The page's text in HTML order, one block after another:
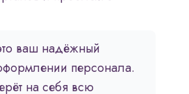
ваш надёжный
персонала.
на себя всю